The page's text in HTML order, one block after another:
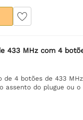
433 MHz com 4
4 botões de 433
assento do plugue ou